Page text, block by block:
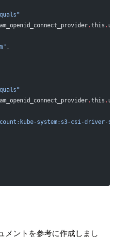
.this .
,
.this .
system:s3-csi-driver-
メントを参考に作成しまし